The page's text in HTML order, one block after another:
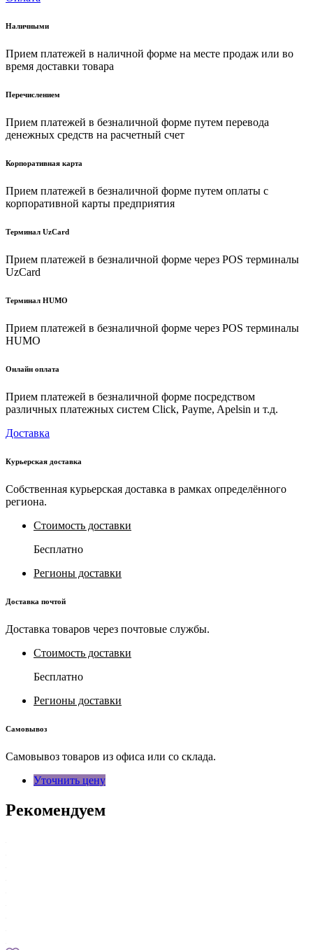
Наличными
Прием платежей в наличной форме на месте продаж или во
время доставки товара
Перечислением
Прием платежей в безналичной форме путем перевода
денежных средств на расчетный счет
Корпоративная карта
Прием платежей в безналичной форме путем оплаты с
корпоративной карты предприятия
Терминал UzCard
Прием платежей в безналичной форме через POS терминалы
UzCard
Терминал HUMO
Прием платежей в безналичной форме через POS терминалы
HUMO
Онлайн оплата
Прием платежей в безналичной форме посредством
различных платежных систем Click, Payme, Apelsin и т.д.
Доставка
Курьерская доставка
Собственная курьерская доставка в рамках определённого
региона.
Стоимость доставки
Бесплатно
Регионы доставки
Доставка почтой
Доставка товаров через почтовые службы.
Стоимость доставки
Бесплатно
Регионы доставки
Самовывоз
Самовывоз товаров из офиса или со склада.
Уточнить цену
Рекомендуем